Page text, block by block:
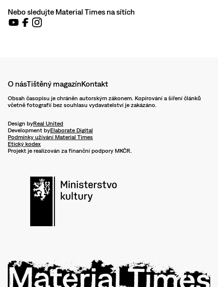
Nebo sledujte Material Times na sítích
O násTištěný magazínKontakt
Obsah časopisu je chráněn autorským zákonem. Kopírování a šíření článků
včetně fotografií bez souhlasu vydavatelství je zakázáno.
Design byReal United
Development byElaborate Digital
Podmínky užívání Material Times
Etický kodex
Projekt je realizován za finanční podpory MKČR.